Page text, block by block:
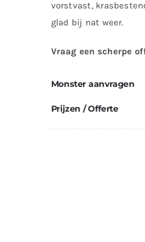
vorstvast,
glad bij nat weer.
Vraag een scherpe
Monster aanvragen
Prijzen / Offerte